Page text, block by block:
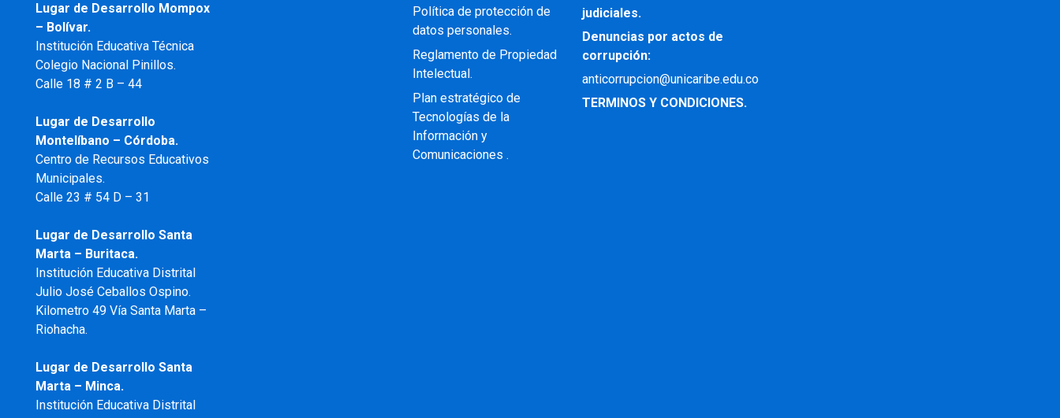
Lugar de Desarrollo Mompox
– Bolívar.
Institución Educativa Técnica
Colegio Nacional Pinillos.
Calle 18 # 2 B – 44
Lugar de Desarrollo
Montelíbano – Córdoba.
Centro de Recursos Educativos
Municipales.
Calle 23 # 54 D – 31
Lugar de Desarrollo Santa
Marta – Buritaca.
Institución Educativa Distrital
Julio José Ceballos Ospino.
Kilometro 49 Vía Santa Marta –
Riohacha.
Lugar de Desarrollo Santa
Marta – Minca.
Institución Educativa Distrital
Política de protección de
datos personales.
Reglamento de Propiedad
Intelectual .
Plan estratégico de
Tecnologías de la
Información y
Comunicaciones .
judiciales.
Denuncias por actos de
corrupción:
anticorrupcion@unicaribe.edu.co
TERMINOS Y CONDICIONES.